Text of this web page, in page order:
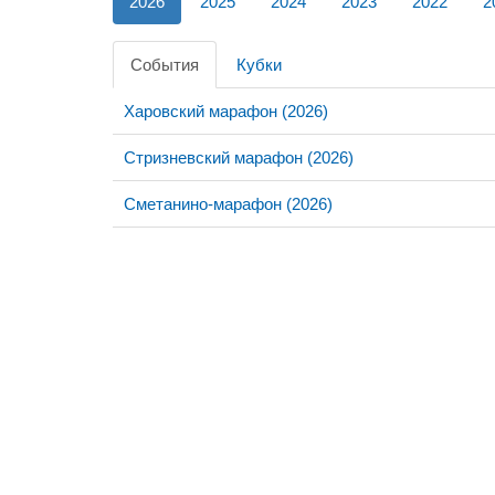
События Кубки
Харовский марафон (2026)
Стризневский марафон (2026)
Сметанино-марафон (2026)